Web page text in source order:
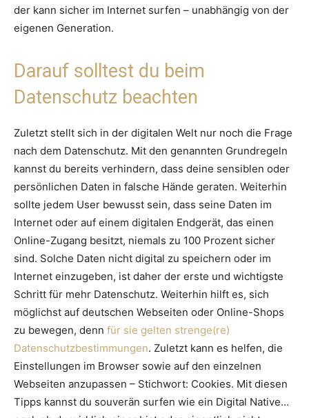
der kann sicher im Internet surfen – unabhängig von der
eigenen Generation.
Darauf solltest du beim
Datenschutz beachten
Zuletzt stellt sich in der digitalen Welt nur noch die Frage
nach dem Datenschutz. Mit den genannten Grundregeln
kannst du bereits verhindern, dass deine sensiblen oder
persönlichen Daten in falsche Hände geraten. Weiterhin
sollte jedem User bewusst sein, dass seine Daten im
Internet oder auf einem digitalen Endgerät, das einen
Online-Zugang besitzt, niemals zu 100 Prozent sicher
sind. Solche Daten nicht digital zu speichern oder im
Internet einzugeben, ist daher der erste und wichtigste
Schritt für mehr Datenschutz. Weiterhin hilft es, sich
möglichst auf deutschen Webseiten oder Online-Shops
zu bewegen, denn für sie gelten strenge(re)
Datenschutzbestimmungen. Zuletzt kann es helfen, die
Einstellungen im Browser sowie auf den einzelnen
Webseiten anzupassen – Stichwort: Cookies. Mit diesen
Tipps kannst du souverän surfen wie ein Digital Native…